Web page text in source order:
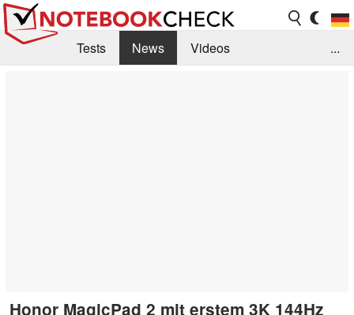
Tests News
Videos
...
Honor MagicPad 2 mit erstem 3K 144Hz